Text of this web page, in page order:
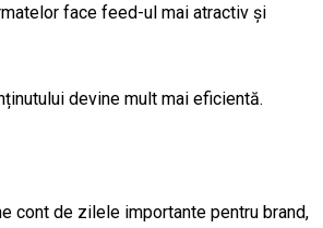
face feed-ul mai atractiv și
devine mult mai eficientă.
cont de zilele importante pentru brand,